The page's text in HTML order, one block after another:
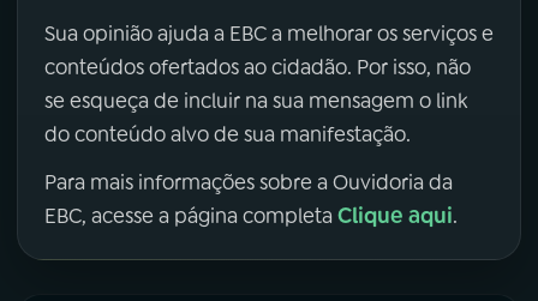
Sua opinião ajuda a EBC a melhorar os serviços e
conteúdos ofertados ao cidadão. Por isso, não
se esqueça de incluir na sua mensagem o link
do conteúdo alvo de sua manifestação.
Para mais informações sobre a Ouvidoria da
EBC, acesse a página completa Clique aqui.